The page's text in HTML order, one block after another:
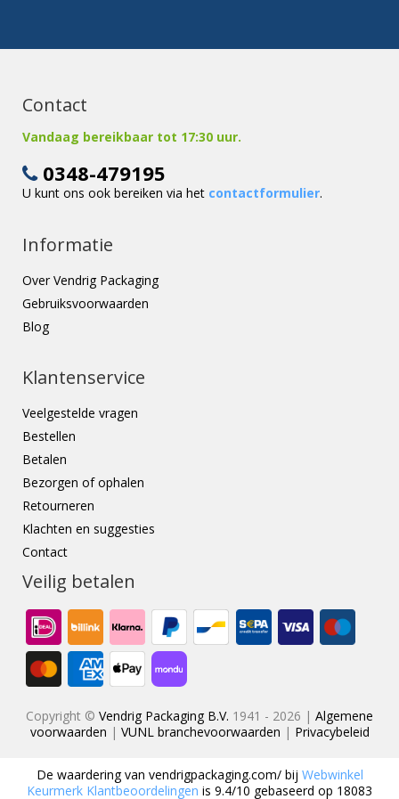
Contact
Vandaag bereikbaar tot 17:30 uur.
0348-479195
U kunt ons ook bereiken via het contactformulier.
Informatie
Over Vendrig Packaging
Gebruiksvoorwaarden
Blog
Klantenservice
Veelgestelde vragen
Bestellen
Betalen
Bezorgen of ophalen
Retourneren
Klachten en suggesties
Contact
Veilig betalen
Copyright © Vendrig Packaging B.V. 1941 - 2026 | Algemene
voorwaarden | VUNL branchevoorwaarden | Privacybeleid
De waardering van vendrigpackaging.com/bij Webwinkel
Keurmerk Klantbeoordelingen is 9.4/10 gebaseerd op 18083